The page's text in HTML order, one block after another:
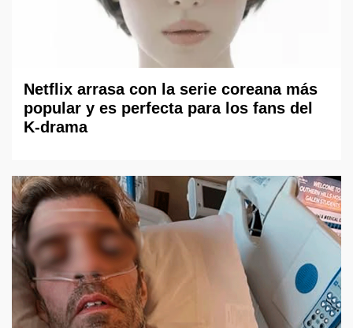
Netflix arrasa con la serie coreana más
popular y es perfecta para los fans del
K-drama